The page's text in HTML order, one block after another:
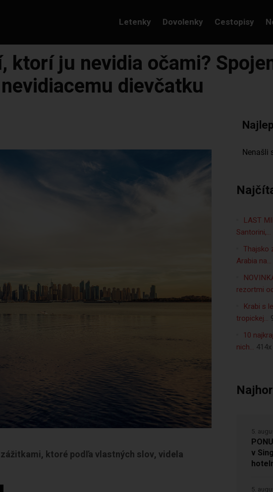
Letenky Dovolenky Cestopisy
ju nevidia očami?
dievčatku
ktoré podľa vlastných slov, videla
LAST
Santorini,…
Thajsko
Arabia na…
rezortmi
Krabi s
tropickej…
10
nich…
v
5.
5.